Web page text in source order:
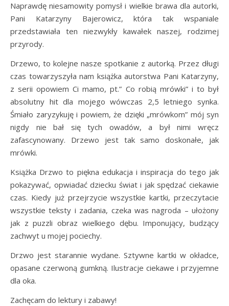
Naprawdę niesamowity pomysł i wielkie brawa dla autorki,
Pani Katarzyny Bajerowicz, która tak wspaniale
przedstawiała ten niezwykły kawałek naszej, rodzimej
przyrody.
Drzewo, to kolejne nasze spotkanie z autorką. Przez długi
czas towarzyszyła nam książka autorstwa Pani Katarzyny,
z serii opowiem Ci mamo, pt.” Co robią mrówki” i to był
absolutny hit dla mojego wówczas 2,5 letniego synka.
Śmiało zaryzykuję i powiem, że dzięki „mrówkom” mój syn
nigdy nie bał się tych owadów, a był nimi wręcz
zafascynowany. Drzewo jest tak samo doskonałe, jak
mrówki.
Książka Drzwo to piękna edukacja i inspiracja do tego jak
pokazywać, opwiadać dziecku świat i jak spędzać ciekawie
czas. Kiedy już przejrzycie wszystkie kartki, przeczytacie
wszystkie teksty i zadania, czeka was nagroda – ułożony
jak z puzzli obraz wielkiego dębu. Imponujący, budzący
zachwyt u mojej pociechy.
Drzwo jest starannie wydane. Sztywne kartki w okładce,
opasane czerwoną gumkną. Ilustracje ciekawe i przyjemne
dla oka.
Zachęcam do lektury i zabawy!